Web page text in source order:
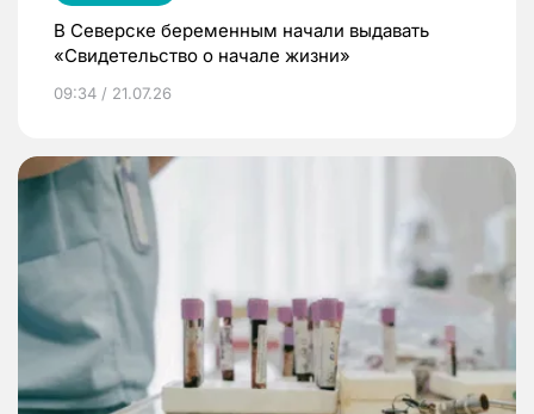
В Северске беременным начали выдавать
«Свидетельство о начале жизни»
09:34 / 21.07.26